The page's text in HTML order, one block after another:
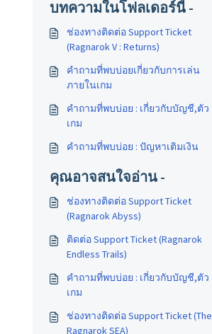
บทความในโฟลเดอร์นี้ -
ช่องทางติดต่อ Support Ticket
(Ragnarok V : Returns)
คำถามที่พบบ่อยเกี่ยวกับการเล่น
ภายในเกม
คำถามที่พบบ่อย : เกี่ยวกับบัญชี,ตัว
เกม
คำถามที่พบบ่อย : ปัญหาเติมเงิน
คุณอาจสนใจอ่าน -
ช่องทางติดต่อ Support Ticket
(Ragnarok Abyss)
ติดต่อ Support Ticket (Ragnarok
Endless Trails)
คำถามที่พบบ่อย : เกี่ยวกับบัญชี,ตัว
เกม
ช่องทางติดต่อ Support Ticket (The
Ragnarok SEA)